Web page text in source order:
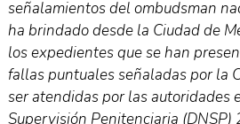
señalamientos del ombudsman
ha brindado desde la Ciudad de
los expedientes que se han
fallas puntuales señaladas por la
ser atendidas por las autoridades
Supervisión Penitenciaria